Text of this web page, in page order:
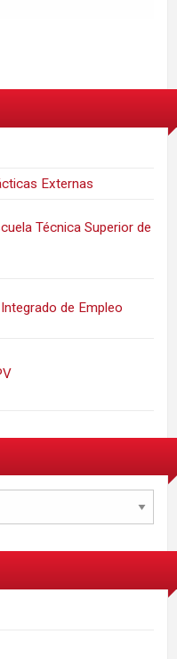
Externas
Técnica Superior de
de Empleo